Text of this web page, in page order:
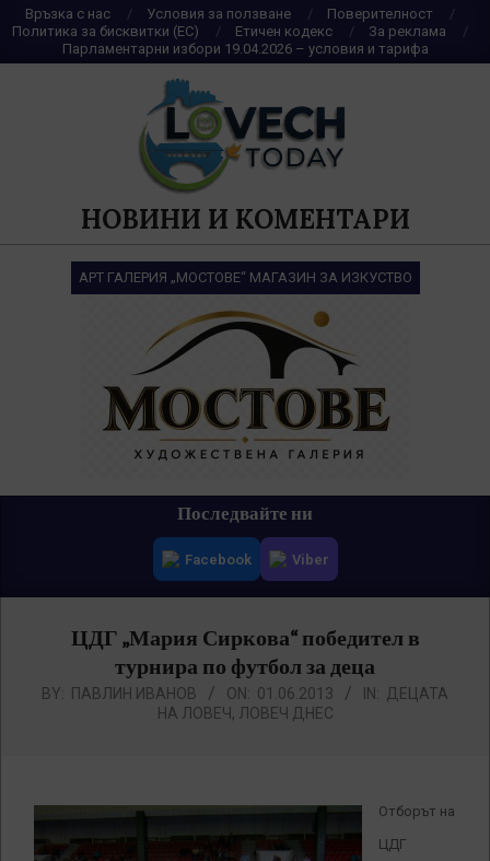
Skip
to
content
Връзка с нас Условия за ползване
Поверителност
Политика за бисквитки (ЕС)
Етичен кодекс
За реклама
Парламентарни избори 19.04.2026 – условия и тарифа
НОВИНИ И КОМЕНТАРИ
АРТ ГАЛЕРИЯ „МОСТОВЕ“ МАГАЗИН ЗА ИЗКУСТВО
Последвайте ни
Facebook Viber
ЦДГ „Мария Сиркова“ победител в
турнира по футбол за деца
BY: ПАВЛИН ИВАНОВ ON: 01.06.2013 IN: ДЕЦАТА
НА ЛОВЕЧ, ЛОВЕЧ ДНЕС
Отборът на
ЦДГ